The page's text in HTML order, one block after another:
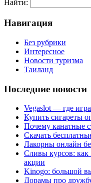
Найти:
Навигация
Без рубрики
Интересное
Новости туризма
Таиланд
Последние новости
Vegaslot — где
Купить сигареты
Почему канатные
Скачать
Лакорны онлайн
Сливы курсов: как
акции
Kinogo: большой
Дорамы про